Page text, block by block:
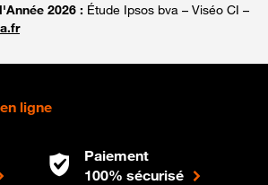
2026 : Étude Ipsos bva – Viséo CI –
ligne
Paiement
100% sécurisé